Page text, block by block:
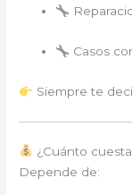
Casos
Siempre te
¿Cuánto
Depende de: